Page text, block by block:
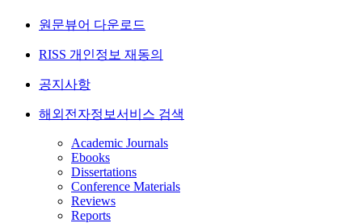
원문뷰어 다운로드
RISS 개인정보 재동의
공지사항
해외전자정보서비스 검색
Academic Journals
Ebooks
Dissertations
Conference Materials
Reviews
Reports